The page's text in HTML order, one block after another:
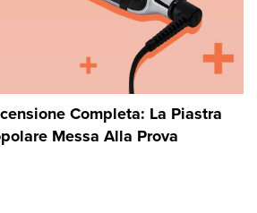
Completa: La Piastra
Messa Alla Prova